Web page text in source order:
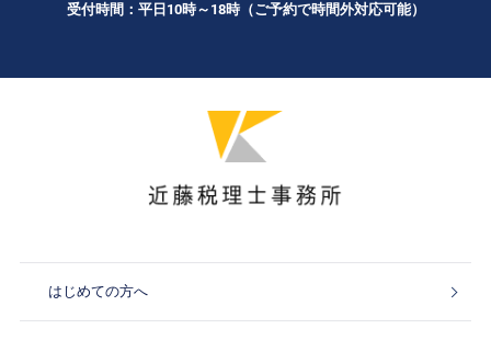
受付時間：平日10時～18時（ご予約で時間外対応可能）
はじめての方へ